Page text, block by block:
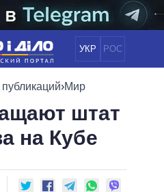
УКР РОС
ПОЛИТИКА
ЭКОНОМИКА
›Мир
штат
на Кубе